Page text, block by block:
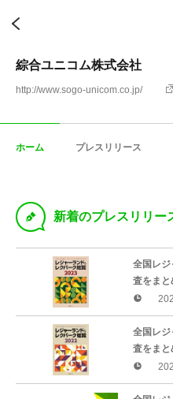
綜合ユニコム株式会社
http://www.sogo-unicom.co.jp/
ホーム プレスリリース
D 新着のプレスリリー
全国レジ
査をまと
全国レジ
査をまと